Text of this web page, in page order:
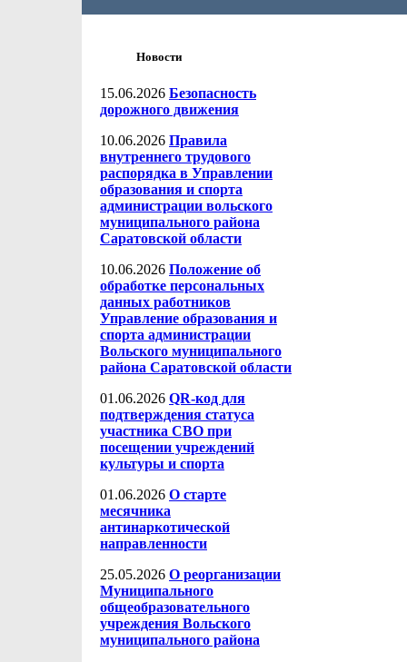
Новости
15.06.2026 Безопасность
дорожного движения
10.06.2026 Правила
внутреннего трудового
распорядка в Управлении
образования и спорта
администрации вольского
муниципального района
Саратовской области
10.06.2026 Положение об
обработке персональных
данных работников
Управление образования и
спорта администрации
Вольского муниципального
района Саратовской области
01.06.2026 QR-код для
подтверждения статуса
участника СВО при
посещении учреждений
культуры и спорта
01.06.2026 О старте
месячника
антинаркотической
направленности
25.05.2026 О реорганизации
Муниципального
общеобразовательного
учреждения Вольского
муниципального района